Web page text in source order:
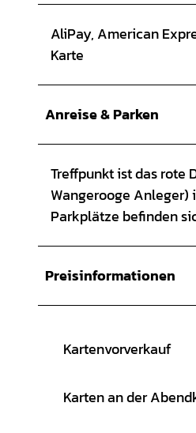
AliPay, American
Karte
Anreise & Parken
Treffpunkt ist das rote
Wangerooge Anleger)
Parkplätze befinden
Preisinformationen
Kartenvorverkauf
Karten an der